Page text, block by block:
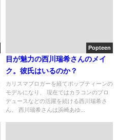
Popteen
目が魅力の西川瑞希さんのメイ
ク。彼氏はいるのか？
カリスマブロガーを経てポップティーンの
モデルになり、 現在ではカラコンのプロ
デュースなどの活躍を続ける西川瑞希さ
ん。 西川瑞希さんは浜崎あゆ...